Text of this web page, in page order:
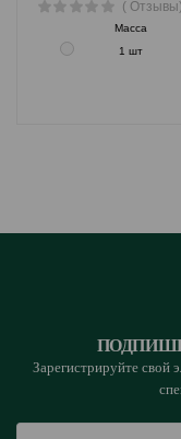
( Отзывы)
Масса
1 шт
Зарегистрируйте свой